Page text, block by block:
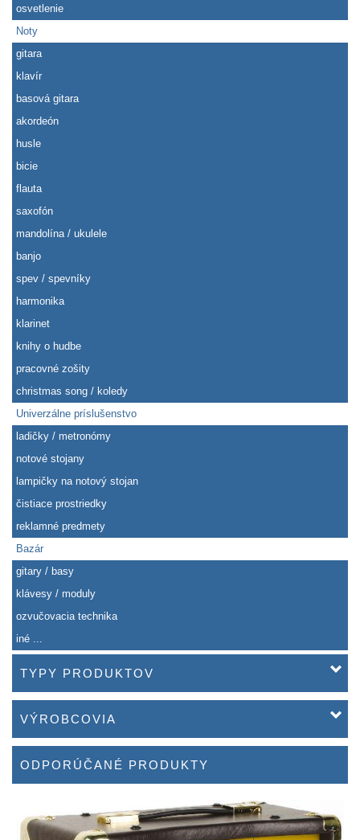
osvetlenie
Noty
gitara
klavír
basová gitara
akordeón
husle
bicie
flauta
saxofón
mandolína / ukulele
banjo
spev / spevníky
harmonika
klarinet
knihy o hudbe
pracovné zošity
christmas song / koledy
Univerzálne príslušenstvo
ladičky / metronómy
notové stojany
lampičky na notový stojan
čistiace prostriedky
reklamné predmety
Bazár
gitary / basy
klávesy / moduly
ozvučovacia technika
iné ...
TYPY PRODUKTOV
VÝROBCOVIA
ODPORÚČANÉ PRODUKTY